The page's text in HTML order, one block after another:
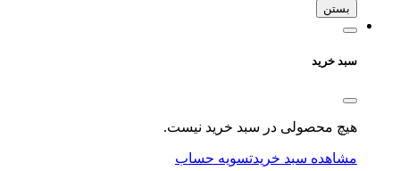
بستن
سبد خرید
هیچ محصولی در سبد خرید نیست.
مشاهده سبد خریدتسویه حساب